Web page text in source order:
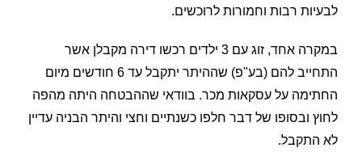
לבעיות רבות וחמורות לרוכשים.
במקרה אחד, זוג עם 3 ילדים רכשו דירה מקבלן אשר
התחייב להם (בע"פ) שההיתר יתקבל עד 6 חודשים מיום
החתימה על עסקאות מכר. בוודאי שההבטחה היתה מהפה
לחוץ ובסופו של דבר חלפו כשנתיים וחצי והיתר הבניה עדיין
לא התקבל.